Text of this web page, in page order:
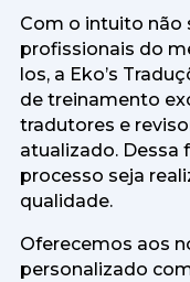
Com o intuito não
profissionais do
los, a Eko’s
de treinamento
tradutores e
atualizado. Dessa
processo seja
qualidade.
Oferecemos aos
personalizado